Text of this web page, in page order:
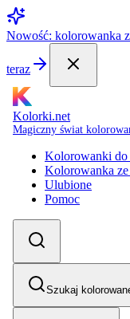
Nowość: kolorowanka
teraz
Kolorki.net
Magiczny świat
Kolorowanki do
Kolorowanka ze
Ulubione
Pomoc
Szukaj